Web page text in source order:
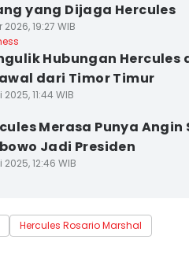
yang Dijaga Hercules
2026, 19:27 WIB
Hubungan Hercules
dari Timor Timur
2025, 11:44 WIB
Merasa Punya Angin
Jadi Presiden
2025, 12:46 WIB
Hercules Rosario Marshal